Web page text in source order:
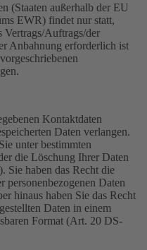
(Staaten außerhalb der EU
EWR) findet nur statt,
Auftrags/der
Anbahnung erforderlich ist
Kontaktdaten
Daten verlangen.
unter bestimmten
die Löschung Ihrer Daten
haben das Recht die
personenbezogenen Daten
hinaus haben Sie das Recht
Daten in einem
Format (Art. 20 DS-